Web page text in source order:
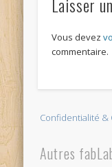
Vous devez
commentaire.
Confidentialité &
Autres